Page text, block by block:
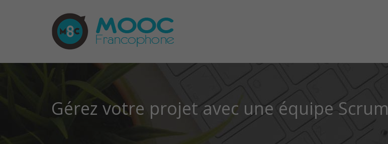
Gérez votre projet avec une équipe Scrum